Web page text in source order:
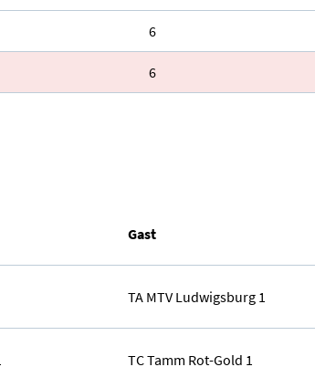
6
6
Gast
TA MTV Ludwigsburg 1
TC Tamm Rot-Gold 1